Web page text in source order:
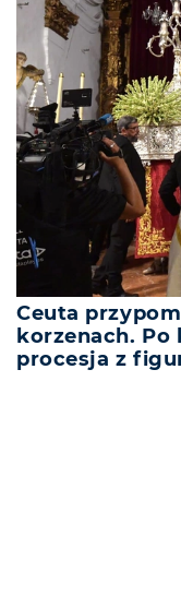
Ceuta
korzenach.
procesja z